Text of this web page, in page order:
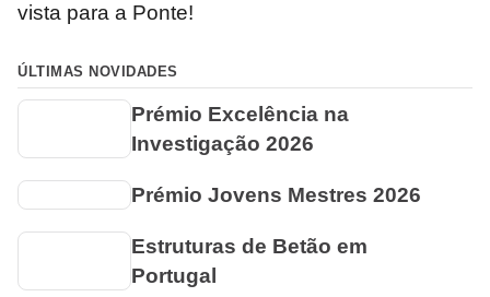
vista para a Ponte!
ÚLTIMAS NOVIDADES
Prémio Excelência na
Investigação 2026
Prémio Jovens Mestres 2026
Estruturas de Betão em
Portugal